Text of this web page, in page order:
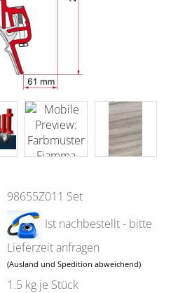
98655Z011 Set
Ist nachbestellt - bitte
Lieferzeit anfragen
(Ausland und Spedition abweichend)
1.5 kg je Stück